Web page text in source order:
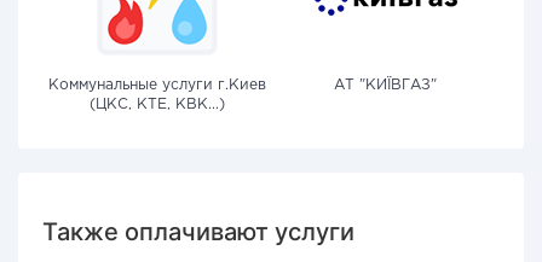
Коммунальные услуги г.Киев
(ЦКС, КТЕ, КВК...)
АТ "КИЇВГАЗ"
Также оплачивают услуги